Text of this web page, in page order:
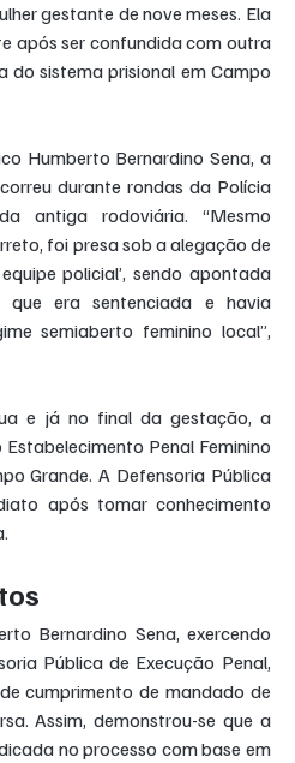
gestante de nove meses. Ela
após ser confundida com outra
do sistema prisional em Campo
Humberto Bernardino Sena, a
durante rondas da Polícia
antiga rodoviária. “Mesmo
foi presa sob a alegação de
policial’, sendo apontada
era sentenciada e havia
semiaberto feminino local”,
e já no final da gestação, a
Penal Feminino
Grande. A Defensoria Pública
após tomar conhecimento
Bernardino Sena, exercendo
Pública de Execução Penal,
cumprimento de mandado de
Assim, demonstrou-se que a
no processo com base em